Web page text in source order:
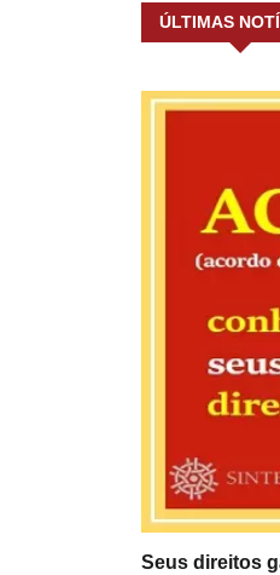
ÚLTIMAS
Seus direitos